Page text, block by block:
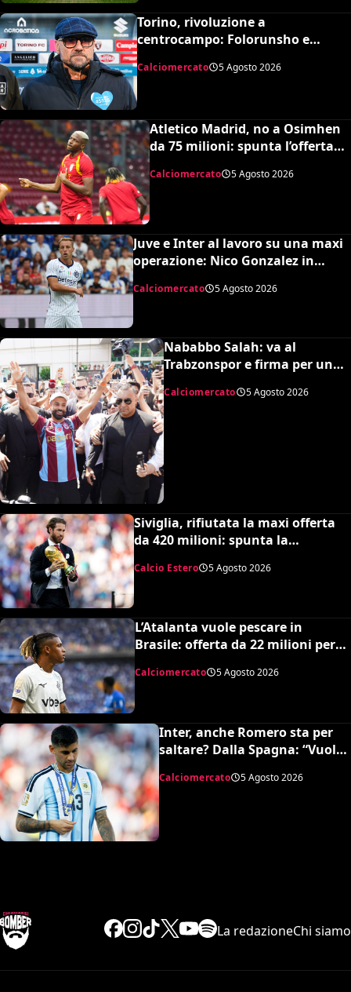
Torino, rivoluzione a
centrocampo: Folorunsho e
Sulemana in cima alla lista di
Petrachi
Calciomercato 5 Agosto 2026
Atletico Madrid, no a Osimhen
da 75 milioni: spunta l’offerta
del Tottenham
Calciomercato 5 Agosto 2026
Juve e Inter al lavoro su una maxi
operazione: Nico Gonzalez in
nerazzurro, Frattesi a Torino
Calciomercato 5 Agosto 2026
Nababbo Salah: va al
Trabzonspor e firma per una
Calciomercato 5 Agosto 2026
Siviglia, rifiutata la maxi offerta
da 420 milioni: spunta la
spiazzante clausola “anti-Ramos”
Calcio Estero 5 Agosto 2026
L’Atalanta vuole pescare in
Brasile: offerta da 22 milioni per
Danilo, il Botafogo ne vuole 35
Calciomercato 5 Agosto 2026
Inter, anche Romero sta per
saltare? Dalla Spagna: “Vuole
Calciomercato 5 Agosto 2026
La redazioneChi siamo